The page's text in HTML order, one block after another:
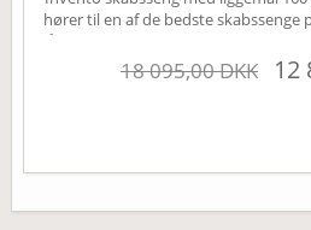
hører til en af de bedste skabssenge
på den perfekte Murphy bed. Sengen
højskabe, disse kan tilkøbes under
højre). Sengen har mange smarte
18 095,00 DKK 12